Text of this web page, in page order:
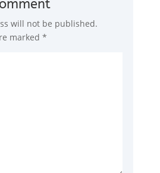
will not be published.
marked *